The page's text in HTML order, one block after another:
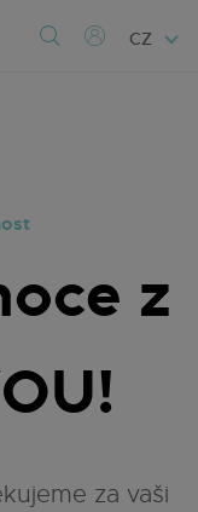
CZ
z
za vaši